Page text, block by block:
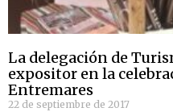
La delegación de
expositor en la
Entremares
22 de septiembre de 2017